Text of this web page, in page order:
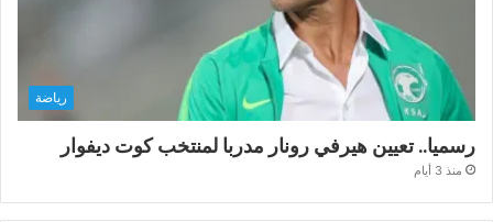
رياضة
رسميا.. تعيين هيرفي رونار مدربا لمنتخب كوت ديفوار
منذ 3 أيام